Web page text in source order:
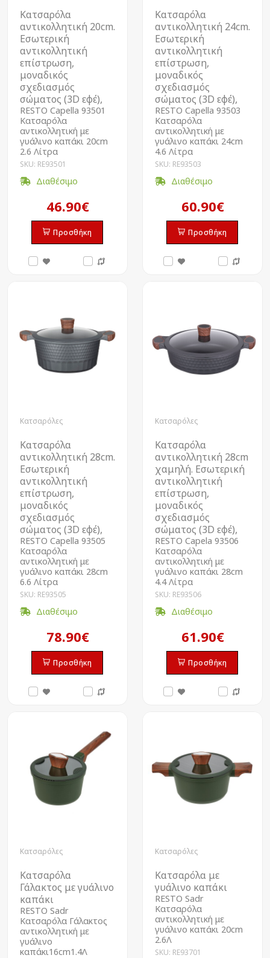
Κατσαρόλα
αντικολλητική 20cm.
Εσωτερική
αντικολλητική
επίστρωση,
μοναδικός
σχεδιασμός
σώματος (3D εφέ),
RESTO Capella 93501
Kατσαρόλα
αντικολλητική με
γυάλινο καπάκι 20cm
2.6 Λίτρα
SKU: RE93501
Διαθέσιμο
46.90€
Προσθήκη
Κατσαρόλα
αντικολλητική 24cm.
Εσωτερική
αντικολλητική
επίστρωση,
μοναδικός
σχεδιασμός
σώματος (3D εφέ),
RESTO Capella 93503
Kατσαρόλα
αντικολλητική με
γυάλινο καπάκι 24cm
4.6 Λίτρα
SKU: RE93503
Διαθέσιμο
60.90€
Προσθήκη
Κατσαρόλες
Κατσαρόλα
αντικολλητική 28cm.
Εσωτερική
αντικολλητική
επίστρωση,
μοναδικός
σχεδιασμός
σώματος (3D εφέ),
RESTO Capella 93505
Kατσαρόλα
αντικολλητική με
γυάλινο καπάκι 28cm
6.6 Λίτρα
SKU: RE93505
Διαθέσιμο
78.90€
Προσθήκη
Κατσαρόλες
Κατσαρόλα
αντικολλητική 28cm
χαμηλή. Εσωτερική
αντικολλητική
επίστρωση,
μοναδικός
σχεδιασμός
σώματος (3D εφέ),
RESTO Capela 93506
Kατσαρόλα
αντικολλητική με
γυάλινο καπάκι 28cm
4.4 Λίτρα
SKU: RE93506
Διαθέσιμο
61.90€
Προσθήκη
Κατσαρόλες
Κατσαρόλα
Γάλακτος με γυάλινο
καπάκι
RESTO Sadr
Kατσαρόλα Γάλακτος
αντικολλητική με
γυάλινο
καπάκι16cm1.4Λ
Κατσαρόλες
Κατσαρόλα με
γυάλινο καπάκι
RESTO Sadr
Kατσαρόλα
αντικολλητική με
γυάλινο καπάκι 20cm
2.6Λ
SKU: RE93701